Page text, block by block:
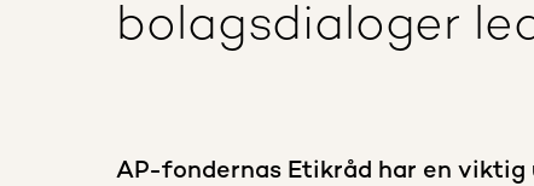
bolagsdialoger
AP-fondernas Etikråd har en